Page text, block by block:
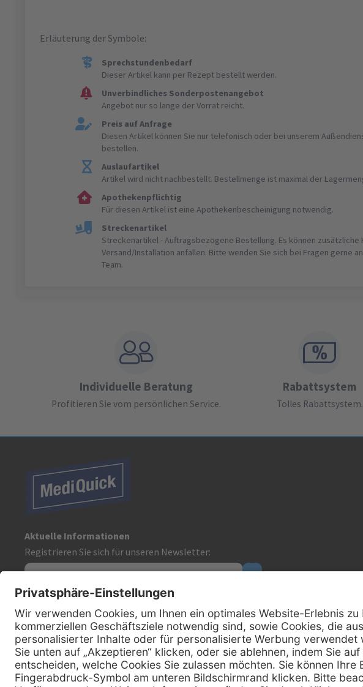
Erläuterung der Symbole:
Sprechstundenbedarf
Dieser Artikel kann per Rezept bestellt werden.
Unverbindliches Sonderpostenangebot
Angebot nur so lange der Vorrat reicht.
Preis auf Anfrage
Diesen Artikel können Sie nur telefonisch oder bei unserem
bestellen.
Auslaufartikel
Artikel wird nicht nachbestellt. Bestellmenge ist maximal der
Apothekenpflichtig
Für diesen Artikel ist eine Apothekenbescheinigung notwendig.
Streckenartikel
Streckenartikel - Auftragsbezogene Bestellung. Es können zusätzliche
Versand/Installation anfallen. Bitte wenden Sie sich bei Fragen gerne
Team.
Individuelle Beratung
Profitieren Sie vom persönlichen Service.
Rabattsystem
Tolles Rabattsystem.
Aktuelle Informationen
Registrieren Sie sich für unseren Newsletter:
Kontakt
MediQuick Arzt- und Krankenhausbedarfshandel GmbH
Hans-Wunderlich-Straße 7
D-49078 Osnabrück